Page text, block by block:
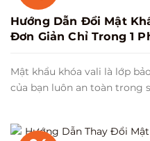
Hướng Dẫn Đổi Mật
Đơn Giản Chỉ Trong 1
Mật khẩu khóa vali là lớp
của bạn luôn an toàn trong